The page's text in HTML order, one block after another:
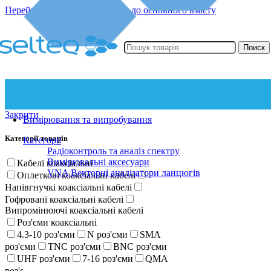
Перейти до навігації Перейти до основного вмісту
Поиск
Вимірювання та випробування
Категорії
Радіоконтроль та аналіз спектру
Вимірювальні аксесуари
VNA Векторні аналізатори ланцюгів
Закрити
Категорії товарів
Кабелі коаксіальні
Оплеткові коаксіальні кабелі
Напівгнучкі коаксіальні кабелі
Гофровані коаксіальні кабелі
Випромінюючі коаксіальні кабелі
Роз'єми коаксіальні
4.3-10 роз'єми
N роз'єми
SMA
роз'єми
TNC роз'єми
BNC роз'єми
UHF роз'єми
7-16 роз'єми
QMA